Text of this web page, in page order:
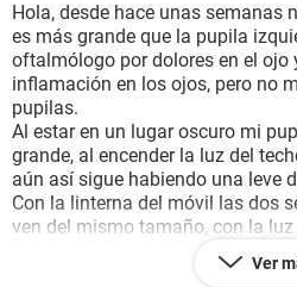
BIENESTAR
SEXUALIDAD
GLOSARIO
Hola, desde hace unas semanas
es más grande que la pupila
oftalmólogo por dolores en el ojo
inflamación en los ojos, pero no
pupilas.
Al estar en un lugar oscuro mi
grande, al encender la luz del
aún así sigue habiendo una leve
Con la linterna del móvil las dos
ven del mismo tamaño, con la
También creo que es importante
utilizando un colirio para los ojos
Ver